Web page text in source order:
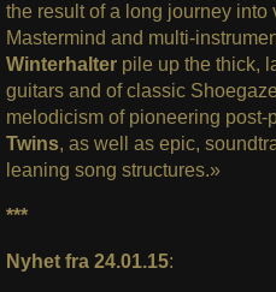
the result of a long journey into
Mastermind and multi-
Winterhalterpile up the thick,
guitars and of classic
melodicism of pioneering post-
Twins, as well as epic,
leaning song structures.»
***
Nyhet fra 24.01.15: